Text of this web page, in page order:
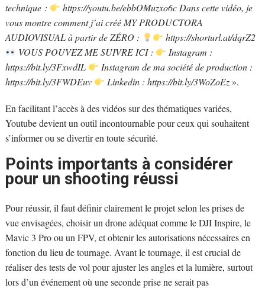
technique :
https://youtu.be/ebbOMuzxo6c Dans cette vidéo, je
vous montre comment j’ai créé MY PRODUCTORA
AUDIOVISUAL à partir de ZÉRO :
https://shorturl.at/dqrZ2
VOUS POUVEZ ME SUIVRE ICI :
Instagram :
https://bit.ly/3FxwdIL
Instagram de ma société de production :
https://bit.ly/3FWDEuv
Linkedin : https://bit.ly/3WoZoEz ».
En facilitant l’accès à des vidéos sur des thématiques variées,
Youtube devient un outil incontournable pour ceux qui souhaitent
s’informer ou se divertir en toute sécurité.
Points importants à considérer
pour un shooting réussi
Pour réussir, il faut définir clairement le projet selon les prises de
vue envisagées, choisir un drone adéquat comme le DJI Inspire, le
Mavic 3 Pro ou un FPV, et obtenir les autorisations nécessaires en
fonction du lieu de tournage. Avant le tournage, il est crucial de
réaliser des tests de vol pour ajuster les angles et la lumière, surtout
lors d’un événement où une seconde prise ne serait pas